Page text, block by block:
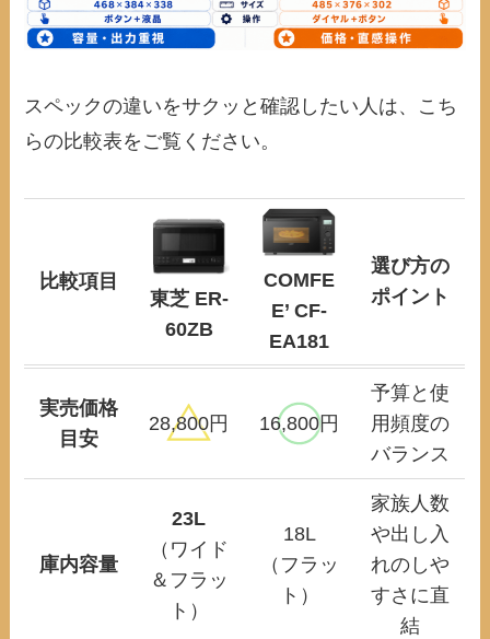
スペックの違いをサクッと確認したい人は、こち
らの比較表をご覧ください。
比較項目
東芝 ER-
60ZB
COMFE
E’ CF-
EA181
選び方の
ポイント
実売価格
目安
28,800円 16,800円
予算と使
用頻度の
バランス
庫内容量
23L
（ワイド
＆フラッ
ト）
18L
（フラッ
ト）
家族人数
や出し入
れのしや
すさに直
結